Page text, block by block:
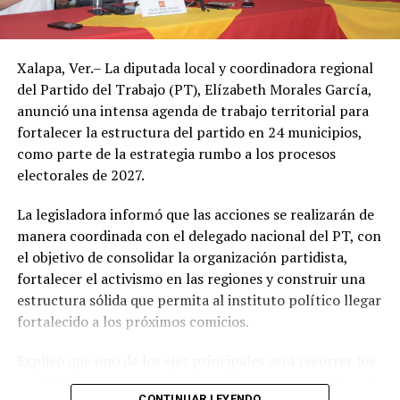
partir de este jueves.
exposición prolongada al sol durante las horas de mayor
radiación, mantenerse hidratado y tomar precauciones
ante posibles tormentas eléctricas, especialmente en
regiones montañosas y del sur de Veracruz.
Xalapa, Ver.– La diputada local y coordinadora regional
del Partido del Trabajo (PT), Elízabeth Morales García,
anunció una intensa agenda de trabajo territorial para
fortalecer la estructura del partido en 24 municipios,
como parte de la estrategia rumbo a los procesos
electorales de 2027.
La legisladora informó que las acciones se realizarán de
manera coordinada con el delegado nacional del PT, con
el objetivo de consolidar la organización partidista,
fortalecer el activismo en las regiones y construir una
estructura sólida que permita al instituto político llegar
fortalecido a los próximos comicios.
municipios que integran su coordinación para revisar el